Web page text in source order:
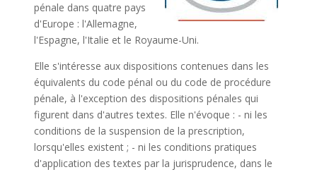
pénale dans quatre pays
d'Europe : l'Allemagne,
l'Espagne, l'Italie et le Royaume-Uni.
Elle s'intéresse aux dispositions contenues dans les
équivalents du code pénal ou du code de procédure
pénale, à l'exception des dispositions pénales qui
figurent dans d'autres textes. Elle n'évoque : - ni les
conditions de la suspension de la prescription,
lorsqu'elles existent ; - ni les conditions pratiques
d'application des textes par la jurisprudence, dans le